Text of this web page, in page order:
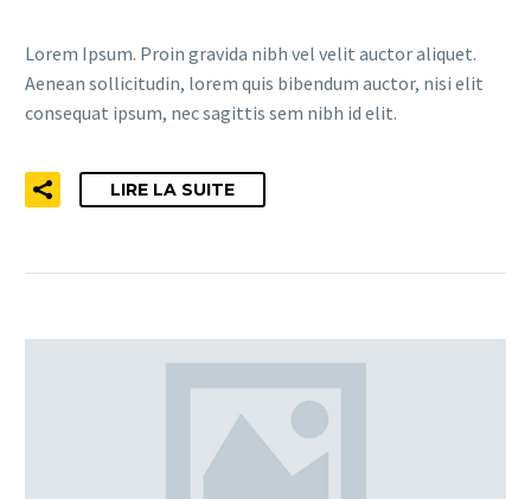
Lorem Ipsum. Proin gravida nibh vel velit auctor aliquet.
Aenean sollicitudin, lorem quis bibendum auctor, nisi elit
consequat ipsum, nec sagittis sem nibh id elit.
LIRE LA SUITE